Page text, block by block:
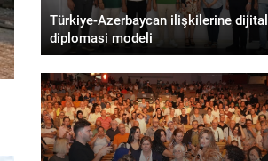
Türkiye-Azerbaycan ilişkilerine dijital
diplomasi modeli